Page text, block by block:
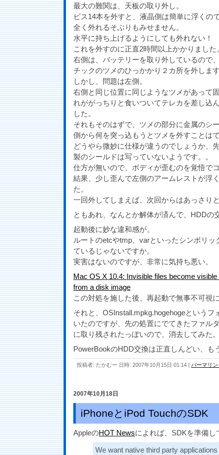
最大の難関は、天板の取り外し。
ビス14本を外すと、液晶側は簡単に浮くの
全く外れるそぶりもみせません。
水平に持ち上げるようにしても外れない！
これを外すのに正直2時間以上かかりました
右側は、バッテリーを取り外しているので
チックのツメのひっかかり２カ所を外しま
しかし、問題は左側。
右側と同じ位置に同じようなツメがあって
れががっちりと食いついてテレカを差し込
した。
それもそのはずで、ツメの部分に金属のシ
側から何を突っ込もうとツメを外すことは
どうやら微妙に仕様が違うのでしょうか、
製のシールドは写っていないようです。。
仕方が無いので、ボディが歪むのを覚悟で
結果、少し歪んで左側のアームレストが浮
た。
一回外してしまえば、次回からはあっさり
ともあれ、なんとか解体が済んで、HDDの
起動後に妙な違和感が。
ルートのetcやtmp、varといったシンボリ
ているじゃないですか。
実害はないのですが、非常に気持ち悪い。
Mac OS X 10.4: Invisible files become
from a disk image
この対処を施した後、再起動で無事不可視
それと、OSInstall.mpkg.hogehogeというフ
いたのですが、先の処置にでてきたファル
に取り残されたっぽいので、消去してみた
PowerBookのHDD交換は正直しんどい、
投稿者: たかむー 日時: 2007年10月15日 01:14 | パーマリン
2007年10月18日
iPhoneとiPod TouchのSDK
AppleのHOT Newsによれば、SDKを準備し
We want native third party